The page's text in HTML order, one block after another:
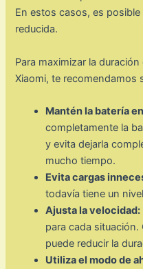
En estos casos, es
reducida.
Para maximizar la
Xiaomi, te recomendamos
Mantén la batería
completamente la
y evita dejarla
mucho tiempo.
Evita cargas
todavía tiene un
Ajusta la velocidad:
para cada situación.
puede reducir la
Utiliza el modo de